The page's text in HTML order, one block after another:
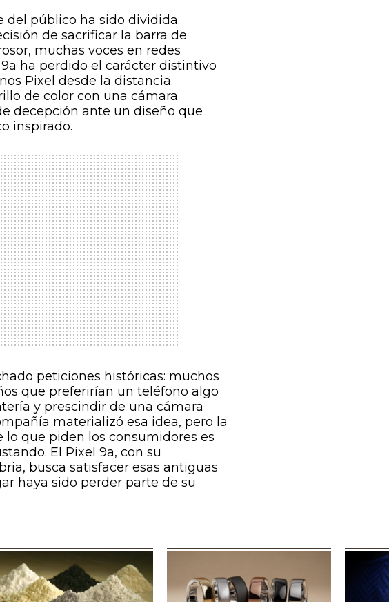
del público ha sido dividida.
de sacrificar la barra de
muchas voces en redes
ha perdido el carácter distintivo
Pixel desde la distancia.
de color con una cámara
decepción ante un diseño que
inspirado.
peticiones históricas: muchos
que preferirían un teléfono algo
y prescindir de una cámara
materializó esa idea, pero la
que piden los consumidores es
El Pixel 9a, con su
busca satisfacer esas antiguas
haya sido perder parte de su